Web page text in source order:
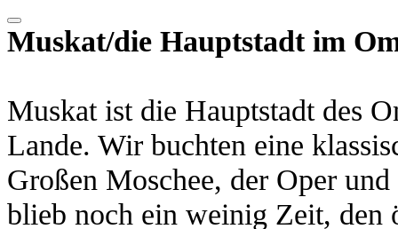
Muskat/die Hauptstadt im
Muskat ist die Hauptstadt des
Lande. Wir buchten eine
Großen Moschee, der Oper
blieb noch ein weinig Zeit, den